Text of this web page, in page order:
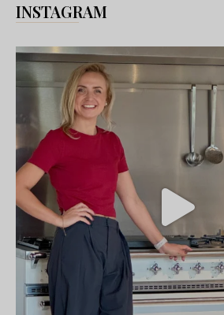
INSTAGRAM